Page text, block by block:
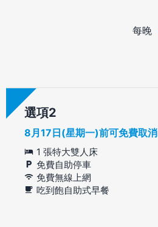
每晚
選項
8月17日(星期一)前可免費取消
1 張特大雙人床
免費自助停車
免費無線上網
吃到飽自助式早餐